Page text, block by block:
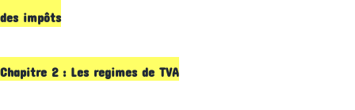
des impôts
Chapitre 2 : Les regimes de TVA